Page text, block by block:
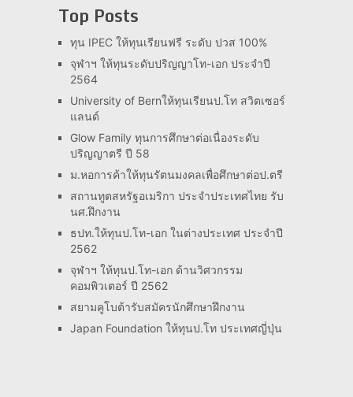
Top Posts
ทุน IPEC ให้ทุนเรียนฟรี ระดับ ปวส 100%
จุฬาฯ ให้ทุนระดับปริญญาโท-เอก ประจำปี
2564
University of Bernให้ทุนเรียนป.โท สวิตเซอร์
แลนด์
Glow Family ทุนการศึกษาต่อเนื่องระดับ
ปริญญาตรี ปี 58
ม.หอการค้าให้ทุนรัตนมงคลเพื่อศึกษาต่อป.ตรี
สถานทูตสหรัฐอเมริกา ประจำประเทศไทย รับ
นศ.ฝึกงาน
ธปท.ให้ทุนป.โท-เอก ในต่างประเทศ ประจำปี
2562
จุฬาฯ ให้ทุนป.โท-เอก ด้านวิศวกรรม
คอมพิวเตอร์ ปี 2562
สยามคูโบต้ารับสมัครนักศึกษาฝึกงาน
Japan Foundation ให้ทุนป.โท ประเทศญี่ปุ่น